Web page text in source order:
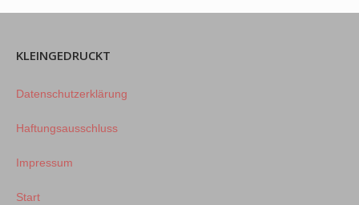
KLEINGEDRUCKT
Datenschutzerklärung
Haftungsausschluss
Impressum
Start